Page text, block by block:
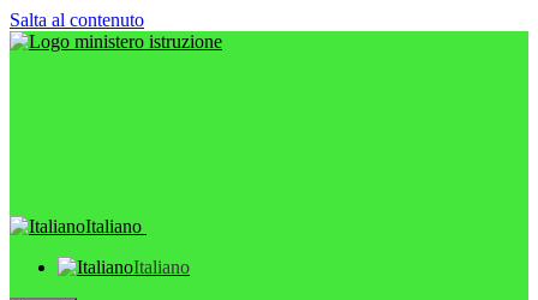
Salta al contenuto
Italiano
Italiano